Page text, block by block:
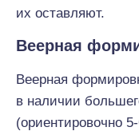
их оставляют.
Веерная
Веерная
в наличии
(ориентировочно